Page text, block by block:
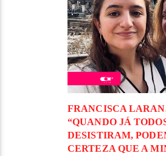
FRANCISCA
“QUANDO JÁ
DESISTIRAM,
CERTEZA QUE A